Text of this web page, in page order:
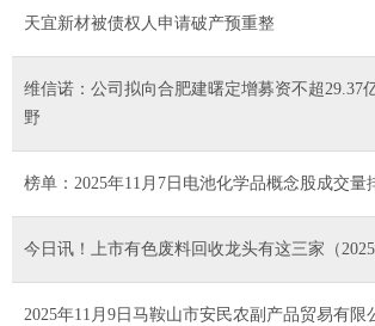
天宜新材被债权人申请破产预重整
维信诺：公司拟向合肥建曙定增募资不超29.37
野
榜单：2025年11月7日电池化学品概念股成交量
今日讯！上市有色废料回收龙头有这三家（2025/
2025年11月9日马鞍山市安民农副产品贸易有限